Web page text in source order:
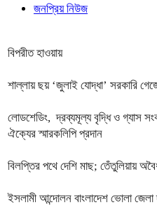
জনপ্রিয় নিউজ
বিপরীত হাওয়ায়
শাল্লায় ছয় ‘জুলাই যোদ্ধা’ সরকারি
লোডশেডিং, দ্রব্যমূল্য বৃদ্ধি ও গ্যাস
ঐক্যের স্মারকলিপি প্রদান
বিলপ্তির পথে দেশি মাছ; তেঁতুলিয়ায়
ইসলামী আন্দোলন বাংলাদেশ ভোলা জেলা